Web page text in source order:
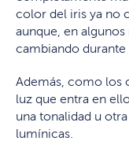
color del iris ya no
aunque, en
cambiando durante
Además, como los
luz que entra en
una tonalidad u
lumínicas.